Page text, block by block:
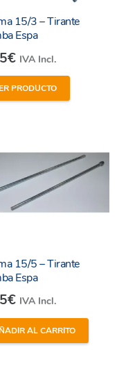
los términos y
de la web.
15/3 – Tirante
Espa
€ IVA Incl.
PRODUCTO
15/5 – Tirante
Espa
€ IVA Incl.
AL CARRITO